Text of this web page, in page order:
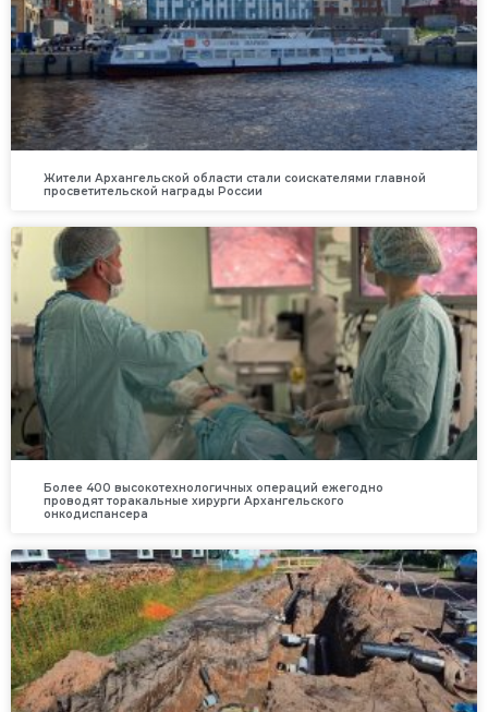
Жители Архангельской области стали соискателями главной
просветительской награды России
Более 400 высокотехнологичных операций ежегодно
проводят торакальные хирурги Архангельского
онкодиспансера